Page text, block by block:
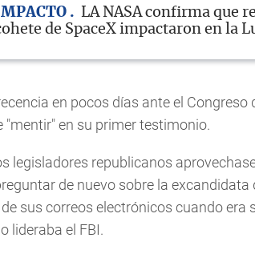
LA NASA confirma que
de SpaceX impactaron en la
en pocos días ante el Congreso
"mentir" en su primer testimonio.
legisladores republicanos
de nuevo sobre la
sus correos electrónicos cuando era
lideraba el FBI.